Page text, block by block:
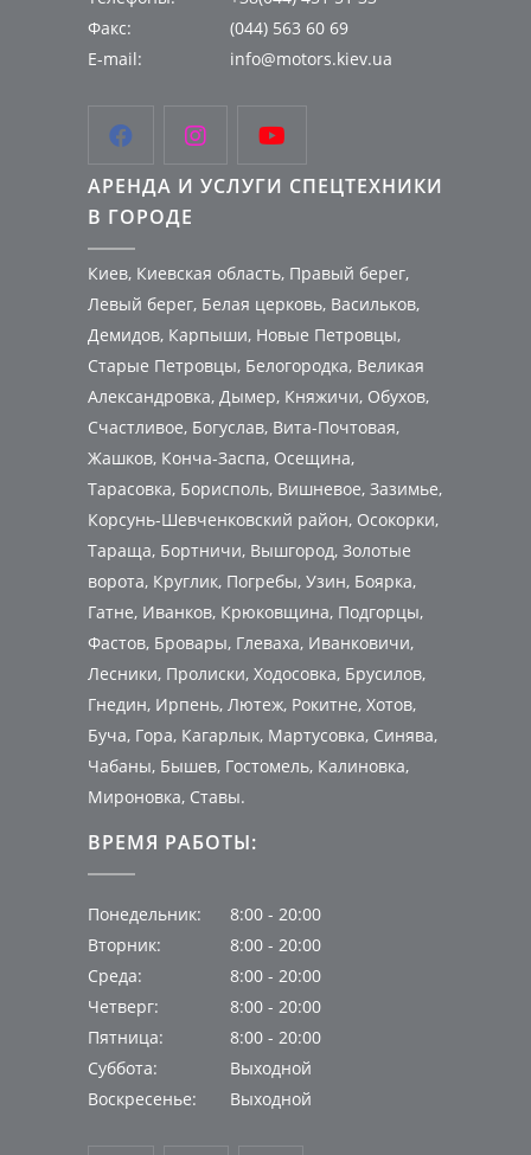
Факс:
(044) 563 60 69
E-mail:
info@motors.kiev.ua
  
АРЕНДА И УСЛУГИ СПЕЦТЕХНИКИ
В ГОРОДЕ
Киев, Киевская область, Правый берег,
Левый берег, Белая церковь, Васильков,
Демидов, Карпыши, Новые Петровцы,
Старые Петровцы, Белогородка, Великая
Александровка, Дымер, Княжичи, Обухов,
Счастливое, Богуслав, Вита-Почтовая,
Жашков, Конча-Заспа, Осещина,
Тарасовка, Борисполь, Вишневое, Зазимье,
Корсунь-Шевченковский район, Осокорки,
Тараща, Бортничи, Вышгород, Золотые
ворота, Круглик, Погребы, Узин, Боярка,
Гатне, Иванков, Крюковщина, Подгорцы,
Фастов, Бровары, Глеваха, Иванковичи,
Лесники, Пролиски, Ходосовка, Брусилов,
Гнедин, Ирпень, Лютеж, Рокитне, Хотов,
Буча, Гора, Кагарлык, Мартусовка, Синява,
Чабаны, Бышев, Гостомель, Калиновка,
Мироновка, Ставы.
ВРЕМЯ РАБОТЫ:
Понедельник:
8:00 - 20:00
Вторник:
8:00 - 20:00
Среда:
8:00 - 20:00
Четверг:
8:00 - 20:00
Пятница:
8:00 - 20:00
Суббота:
Выходной
Воскресенье:
Выходной